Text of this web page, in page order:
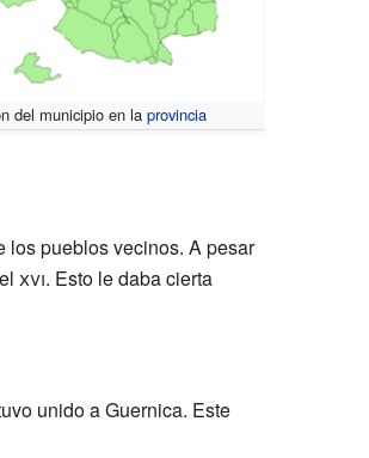
del municipio en la provincia
los pueblos vecinos. A pesar
xvi. Esto le daba cierta
unido a Guernica. Este